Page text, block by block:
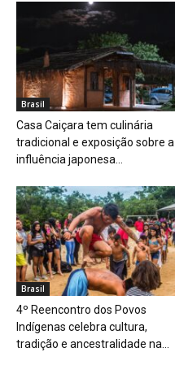
Brasil
Casa Caiçara tem culinária
tradicional e exposição sobre a
influência japonesa...
Brasil
4º Reencontro dos Povos
Indígenas celebra cultura,
tradição e ancestralidade na...